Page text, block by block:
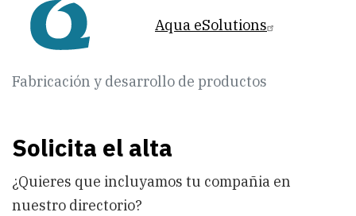
Fabricación y desarrollo de productos
Aqua eSolutions
Solicita el alta
¿Quieres que incluyamos tu compañia en
nuestro directorio?